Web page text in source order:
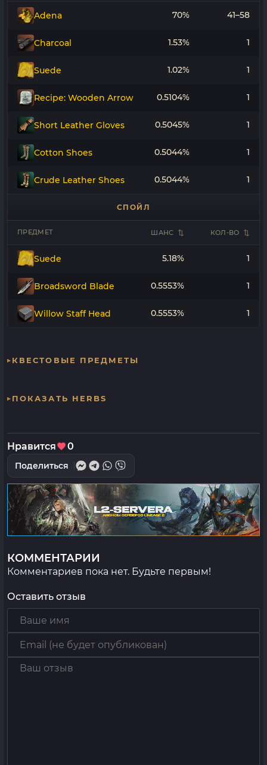
Adena 70% 41–58
Charcoal 1.53% 1
Suede 1.02% 1
Recipe: Wooden Arrow 0.5104% 1
Short Leather Gloves 0.5045% 1
Cotton Shoes 0.5044% 1
Crude Leather Shoes 0.5044% 1
СПОЙЛ
ПРЕДМЕТ ШАНС КОЛ-ВО
Suede 5.18% 1
Broadsword Blade 0.5553% 1
Willow Staff Head 0.5553% 1
КВЕСТОВЫЕ ПРЕДМЕТЫ
ПОКАЗАТЬ HERBS
Нравится 0
Поделиться
КОММЕНТАРИИ
Комментариев пока нет. Будьте первым!
Оставить отзыв